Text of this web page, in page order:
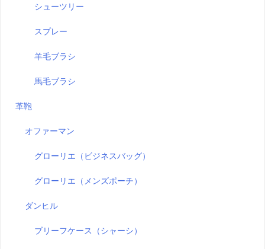
シューツリー
スプレー
羊毛ブラシ
馬毛ブラシ
革鞄
オファーマン
グローリエ（ビジネスバッグ）
グローリエ（メンズポーチ）
ダンヒル
ブリーフケース（シャーシ）